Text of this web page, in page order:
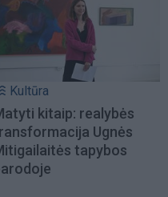
Kultūra
kitaip: realybės
Ugnės
tapybos